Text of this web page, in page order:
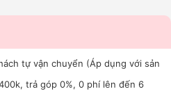
tự vận chuyển (Áp dụng với sản
trả góp 0%, 0 phí lên đến 6